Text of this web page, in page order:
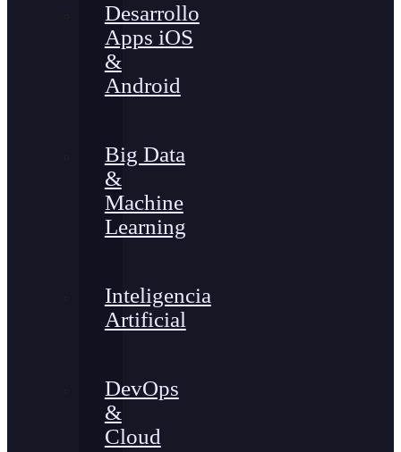
Desarrollo
Apps iOS
&
Android
Big Data
&
Machine
Learning
Inteligencia
Artificial
DevOps
&
Cloud